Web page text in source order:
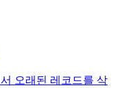
오래된 레코드를 삭